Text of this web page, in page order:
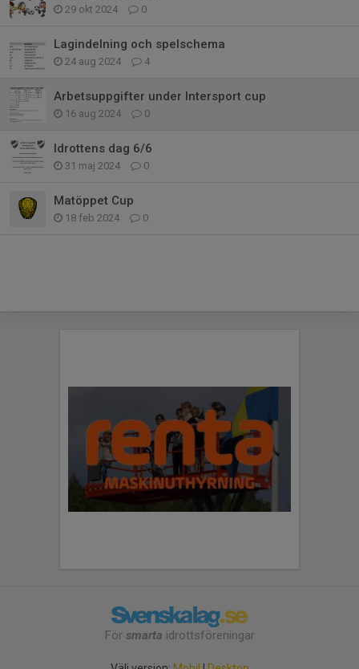
29 okt 2024 0
Lagindelning och spelschema
24 aug 2024 4
Arbetsuppgifter under Intersport cup
16 aug 2024 0
Idrottens dag 6/6
31 maj 2024 0
Matöppet Cup
18 feb 2024 0
För smarta idrottsföreningar